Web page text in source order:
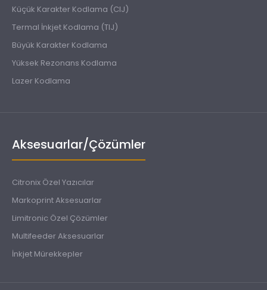
Küçük Karakter Kodlama (CIJ)
Termal İnkjet Kodlama (TIJ)
Büyük Karakter Kodlama
Yüksek Rezonans Kodlama
Lazer Kodlama
Aksesuarlar/Çözümler
Citronix Özel Yazıcılar
Markoprint Aksesuarlar
Limitronic Özel Çözümler
Multifeeder Aksesuarlar
İnkjet Mürekkepler